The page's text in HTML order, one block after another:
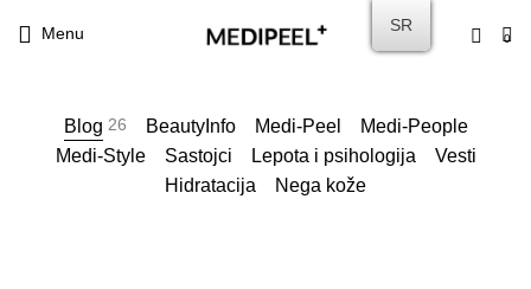
Menu 0
Blog 26 BeautyInfo Medi-Peel
Medi-People
Medi-Style
Sastojci Lepota i psihologija
Vesti
Hidratacija
Nega kože
SR